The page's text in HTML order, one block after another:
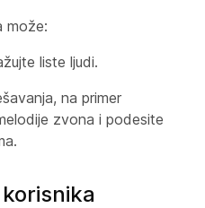
može:
liste ljudi.
na primer
zvona i podesite